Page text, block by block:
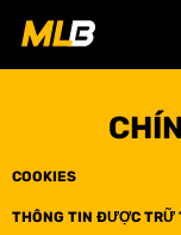
COOKIES
THÔNG TIN ĐƯỢC TRỮ